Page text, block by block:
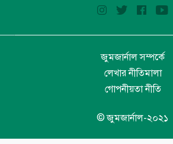
© জুমজার্নাল-২০২১
জুমজার্নাল সম্পর্কে
লেখার নীতিমালা
গোপনীয়তা নীতি